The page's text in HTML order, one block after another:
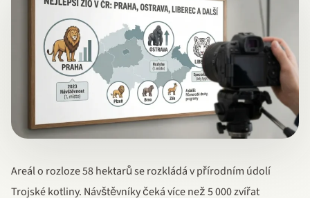
Areál o rozloze 58 hektarů se rozkládá v přírodním údolí
Trojské kotliny. Návštěvníky čeká více než 5 000 zvířat